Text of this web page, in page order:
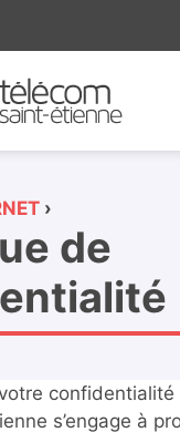
›
de
s’engage à